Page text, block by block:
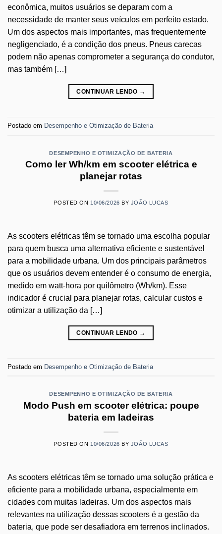
econômica, muitos usuários se deparam com a
necessidade de manter seus veículos em perfeito estado.
Um dos aspectos mais importantes, mas frequentemente
negligenciado, é a condição dos pneus. Pneus carecas
podem não apenas comprometer a segurança do condutor,
mas também […]
CONTINUAR LENDO →
Postado em Desempenho e Otimização de Bateria
DESEMPENHO E OTIMIZAÇÃO DE BATERIA
Como ler Wh/km em scooter elétrica e
planejar rotas
POSTED ON 10/06/2026 BY JOÃO LUCAS
As scooters elétricas têm se tornado uma escolha popular
para quem busca uma alternativa eficiente e sustentável
para a mobilidade urbana. Um dos principais parâmetros
que os usuários devem entender é o consumo de energia,
medido em watt-hora por quilômetro (Wh/km). Esse
indicador é crucial para planejar rotas, calcular custos e
otimizar a utilização da […]
CONTINUAR LENDO →
Postado em Desempenho e Otimização de Bateria
DESEMPENHO E OTIMIZAÇÃO DE BATERIA
Modo Push em scooter elétrica: poupe
bateria em ladeiras
POSTED ON 10/06/2026 BY JOÃO LUCAS
As scooters elétricas têm se tornado uma solução prática e
eficiente para a mobilidade urbana, especialmente em
cidades com muitas ladeiras. Um dos aspectos mais
relevantes na utilização dessas scooters é a gestão da
bateria, que pode ser desafiadora em terrenos inclinados.